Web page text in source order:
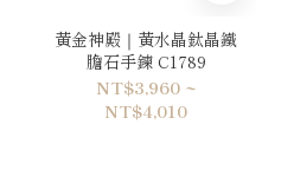
黃金神殿｜黃水晶鈦晶鐵
膽石手鍊 C1789
NT$3,960 ~
NT$4,010